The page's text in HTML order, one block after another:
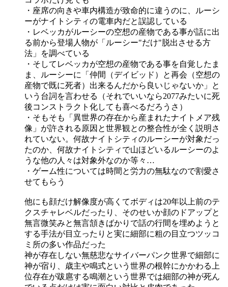
・座席の向きや車内構造が致命的に違うのに、ルーシ
ーがナイトシティの電車内だと誤認している
・レベッカがルーシーの空想の産物である事が話に出
る前から登場人物が「ルーシー"だけ"脱出させる方
法」を調べている
・そしてレベッカが空想の産物である事を自覚したま
ま、ルーシーに「仲間（デイビッド）と再会（空想の
産物で既に死者）出来るんだから良いじゃないか」と
いう台詞を言わせる（それでいいなら2077みたいに死
後コンストラクト化しても喜べるだろうさ）
・そもそも「異世界の存在から産まれたナイトメア残
像」が許される原因と世界観との整合性が全く説明さ
れていない。何故ナイトシティのルーシーが対象だっ
たのか、何故ナイトシティで山ほどいるルーシーのよ
うな他の人々は対象外なのか等々…
・ゲーム性については時間と労力の無駄なので割愛さ
せてもらう
他にも顔だけ解像度が高くてボディは20年以上前のテ
クスチャレベルだったり、そのせいか顔のドアップと
無言微笑みと無言頷きばかりで話の行間を埋めようと
する手法が目立ったりと実に細部に粗の目立つツッコ
ミ所の多い作品だった
神が存在しない無慈悲なサイバーパンク世界で細部に
神が宿り、歳主や鳴式という世界の根幹にかかわる上
位存在が跋扈する鳴潮という世界では細部の神が死ん